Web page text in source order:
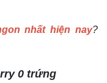
nhất hiện nay?
0 trứng